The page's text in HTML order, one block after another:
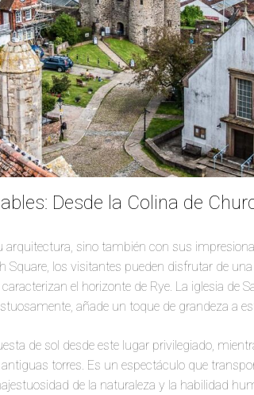
Desde la Colina de
arquitectura, sino también con sus
Square, los visitantes pueden disfrutar de
el horizonte de Rye. La iglesia de
añade un toque de grandeza a
de sol desde este lugar privilegiado,
torres. Es un espectáculo que
de la naturaleza y la habilidad